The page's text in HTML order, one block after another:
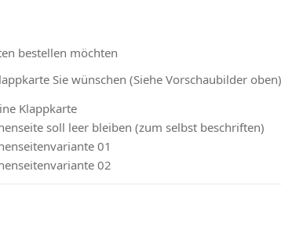
bestellen möchten
Sie wünschen (Siehe Vorschaubilder oben)
Klappkarte
soll leer bleiben (zum selbst beschriften)
01
02